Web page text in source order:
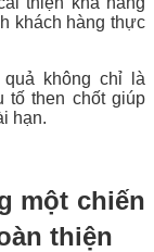
khách hàng thực
quả không chỉ là
tố then chốt giúp
hạn.
một chiến
thiện